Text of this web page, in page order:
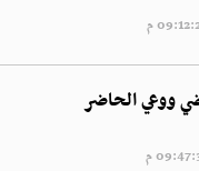
ووعي الحاضر